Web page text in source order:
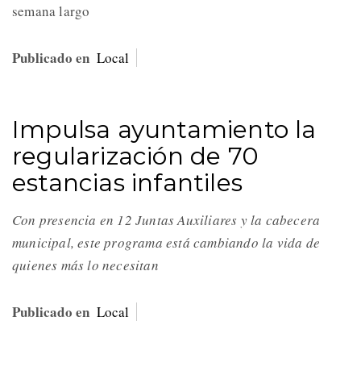
semana largo
Publicado en Local
Impulsa ayuntamiento la
regularización de 70
estancias infantiles
Con presencia en 12 Juntas Auxiliares y la cabecera
municipal, este programa está cambiando la vida de
quienes más lo necesitan
Publicado en Local